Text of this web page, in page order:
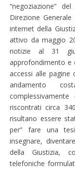
“negoziazione”
Direzione
internet della
attivo da maggio
notizie al 31
approfondimento e
accessi alle
andamento
riscontrati circa
risultano essere
per” fare una
insegnare,
della Giustizia,
telefoniche